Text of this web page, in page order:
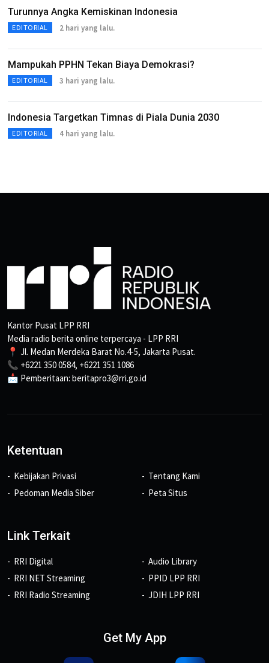
Turunnya Angka Kemiskinan Indonesia
EDITORIAL 2 hari yang lalu.
Mampukah PPHN Tekan Biaya Demokrasi?
EDITORIAL 3 hari yang lalu.
Indonesia Targetkan Timnas di Piala Dunia 2030
EDITORIAL 4 hari yang lalu.
Kantor Pusat LPP RRI
Media radio berita online terpercaya - LPP RRI
📍 Jl. Medan Merdeka Barat No.4-5, Jakarta Pusat.
📞 +6221 350 0584, +6221 351 1086
📩 Pemberitaan: beritapro3@rri.go.id
Ketentuan
Kebijakan Privasi
Pedoman Media Siber
Tentang Kami
Peta Situs
Link Terkait
RRI Digital
RRI NET Streaming
RRI Radio Streaming
Audio Library
PPID LPP RRI
JDIH LPP RRI
Get My App